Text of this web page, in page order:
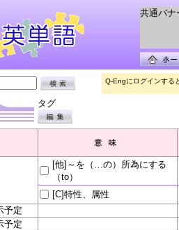
共通バナ
Q-Engにログインする
タグ
[他]～を（…の）所為にする
（to）
[C]特性、属性
予定
予定